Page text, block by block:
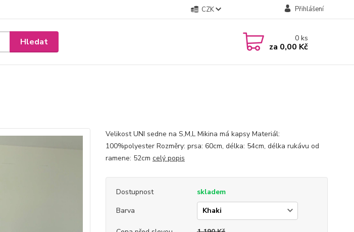
CZK Přihlášení
Hledat 0ks
za 0,00 Kč
Velikost UNI sedne na S,M,L Mikina má kapsy Materiál:
100%polyester Rozměry: prsa: 60cm, délka: 54cm, délka rukávu od
ramene: 52cm celý popis
Dostupnost
skladem
Barva